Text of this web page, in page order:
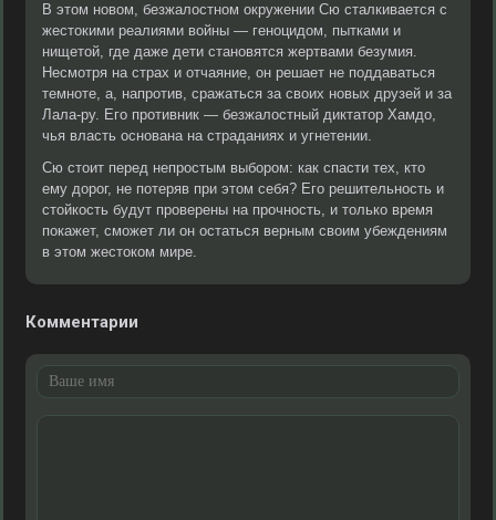
В этом новом, безжалостном окружении Сю сталкивается с
жестокими реалиями войны — геноцидом, пытками и
нищетой, где даже дети становятся жертвами безумия.
Несмотря на страх и отчаяние, он решает не поддаваться
темноте, а, напротив, сражаться за своих новых друзей и за
Лала-ру. Его противник — безжалостный диктатор Хамдо,
чья власть основана на страданиях и угнетении.
Сю стоит перед непростым выбором: как спасти тех, кто
ему дорог, не потеряв при этом себя? Его решительность и
стойкость будут проверены на прочность, и только время
покажет, сможет ли он остаться верным своим убеждениям
в этом жестоком мире.
Комментарии